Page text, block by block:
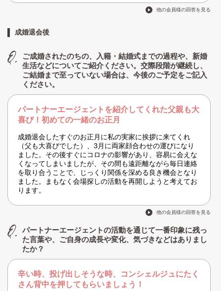
他の会員様の回答を見る
成婚退会後
ご成婚されたのちの、入籍・結婚式までの過程や、新婚
生活などについてご紹介ください。交際段階が継続し、
ご結婚まで至っていない場合は、今後のご予定をご記入
ください。
パートナーエージェントを紹介してくれた父親も大
喜び！初めての一緒のお正月
成婚退会したすぐのお正月に私の実家に挨拶に来てくれ
（父も大喜びでした）、3月に両家顔合わせの運びになり
ました。その後すぐにコロナの影響があり、容易に会えな
くなってしまいましたが、その間も遠距離ながら毎日連絡
を取り合うことで、じっくり関係を深める良き機会となり
ました。まもなく会場探しの活動を再開しようと考えてお
ります。
他の会員様の回答を見る
パートナーエージェントの活動を通じて一番印象に残っ
た言葉や、ご自身の成長や変化、気づきなどはありまし
たか？
辛い時、投げ出しそうな時、コンシェルジュにたく
さん背中を押してもらいましょう！